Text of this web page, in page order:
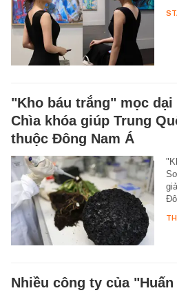
"Kho báu trắng" mọc
Chìa khóa giúp Trung
thuộc Đông Nam Á
Nhiều công ty của